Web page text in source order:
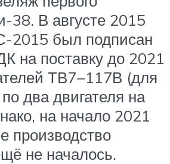
38. В августе 2015
2015 был подписан
на поставку до 2021
ТВ7−117В (для
два двигателя на
на начало 2021
производство
не началось.